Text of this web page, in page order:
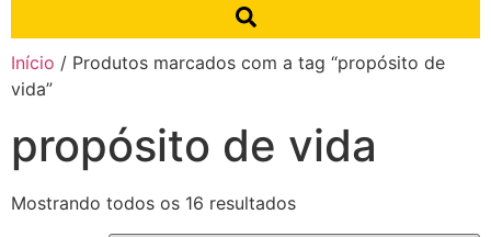
Início / Produtos marcados com a tag “propósito de
vida”
propósito de vida
Mostrando todos os 16 resultados